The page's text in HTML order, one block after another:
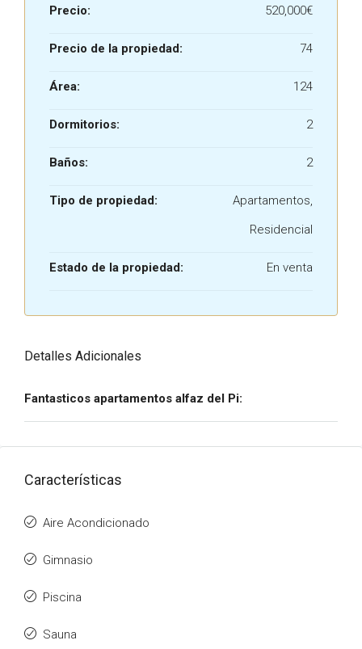
Precio: 520,000€
Precio de la propiedad: 74
Área: 124
Dormitorios: 2
Baños: 2
Tipo de propiedad:
Apartamentos,
Residencial
Estado de la propiedad: En venta
Detalles Adicionales
Fantasticos apartamentos alfaz del Pi:
Características
Aire Acondicionado
Gimnasio
Piscina
Sauna